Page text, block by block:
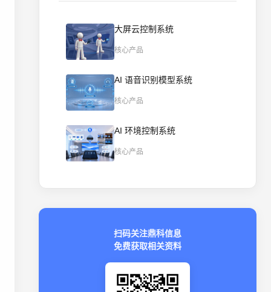
大屏云控制系统
核心产品
AI 语音识别模型系统
核心产品
AI 环境控制系统
核心产品
扫码关注鼎科信息
免费获取相关资料